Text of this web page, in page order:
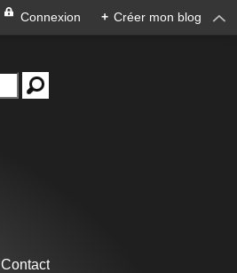
Connexion + Créer mon blog
Contact